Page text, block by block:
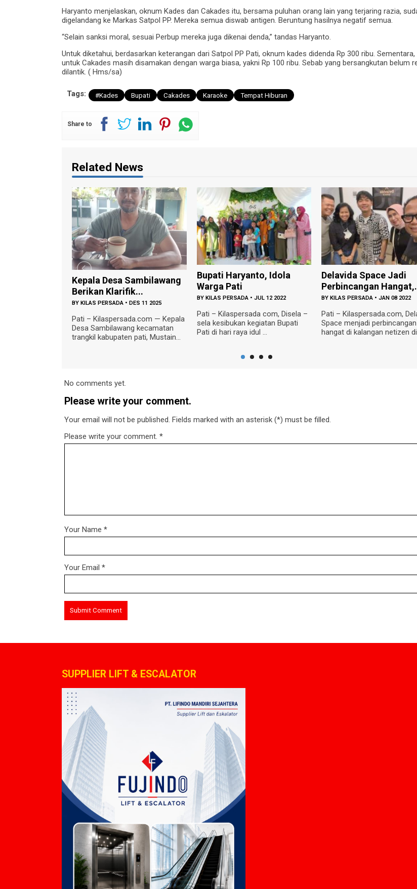
Haryanto menjelaskan, oknum Kades dan Cakades itu, bersama puluhan orang lain yang terjaring razia,
digelandang ke Markas Satpol PP. Mereka semua diswab antigen. Beruntung hasilnya negatif semua.
“Selain sanksi moral, sesuai Perbup mereka juga dikenai denda,” tandas Haryanto.
Untuk diketahui, berdasarkan keterangan dari Satpol PP Pati, oknum kades didenda Rp 300 ribu. Sementara,
untuk Cakades masih disamakan dengan warga biasa, yakni Rp 100 ribu. Sebab yang bersangkutan belum
dilantik. ( Hms/sa)
Tags: #Kades Bupati Cakades Karaoke Tempat Hiburan
Share to
Related News
Desa Sambilawang
— Kepala
kecamatan
pati, Mustain...
Bupati Haryanto, Idola
Warga Pati
Pati – Kilaspersada com, Disela –
sela kesibukan kegiatan Bupati
Pati di hari raya idul ...
Delavida Space Jadi
Perbincangan Hangat,...
BYKILAS PERSADA •JAN 08 2022
Pati – Kilaspersada.com, Delavida
Space menjadi perbincangan
hangat di kalangan netizen dikare...
Viral Jenazah
Covid-19 di Desa
BYKILAS PERSADA •SEP
Pati –
Desa Tambahsari
akhirnya angkat
No comments yet.
Please write your comment.
Your email will not be published. Fields marked with an asterisk (*) must be filled.
Please write your comment. *
Your Name *
Your Email *
SUPPLIER LIFT & ESCALATOR